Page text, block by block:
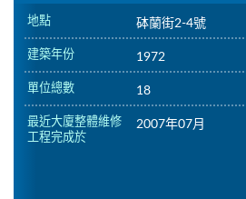
地點 砵蘭街2-4號
建築年份 1972
單位總數 18
最近大廈整體維修
工程完成於
2007年07月